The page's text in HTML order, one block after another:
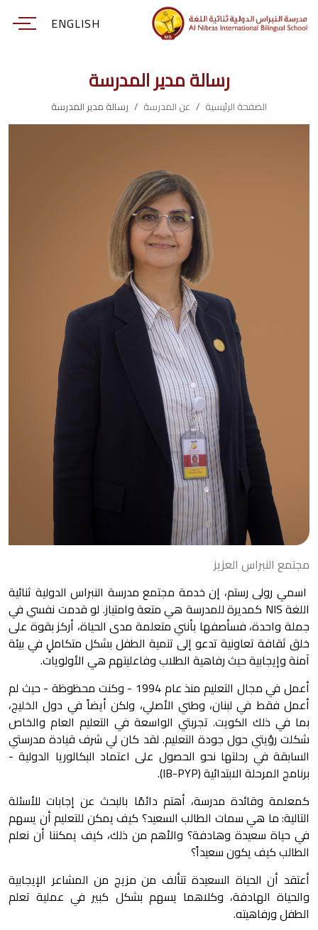
ENGLISH
رسالة مدير المدرسة
الصفحة الرئيسية عن المدرسة رسالة مدير المدرسة
مجتمع النبراس العزيز
اسمي رولى رستم، إن خدمة مجتمع مدرسة النبراس الدولية ثنائية
اللغة NIS كمديرة للمدرسة هي متعة وامتياز. لو قدمت نفسي في
جملة واحدة، فسأصفها بأنني متعلمة مدى الحياة، أركز بقوة على
خلق ثقافة تعاونية تدعو إلى تنمية الطفل بشكل متكاملٍ في بيئة
آمنة وإيجابية حيث رفاهية الطلاب وفاعليتهم هي الأولويات.
أعمل في مجال التعليم منذ عام 1994 - وكنت محظوظة - حيث لم
أعمل فقط في لبنان، وطني الأصلي، ولكن أيضاً في دول الخليج،
بما في ذلك الكويت. تجربتي الواسعة في التعليم العام والخاص
شكلت رؤيتي حول جودة التعليم. لقد كان لي شرف قيادة مدرستي
السابقة في رحلتها نحو الحصول على اعتماد البكالوريا الدولية -
برنامج المرحلة الابتدائية (IB-PYP).
كمعلمة وقائدة مدرسة، أهتم دائمًا بالبحث عن إجابات للأسئلة
التالية: ما هي سمات الطالب السعيد؟ كيف يمكن للتعليم أن يسهم
في حياة سعيدة وهادفة؟ والأهم من ذلك، كيف يمكننا أن نعلم
الطالب كيف يكون سعيداً؟
أعتقد أن الحياة السعيدة تتألف من مزيج من المشاعر الإيجابية
والحياة الهادفة، وكلاهما يسهم بشكل كبير في عملية تعلم
الطفل ورفاهيته.